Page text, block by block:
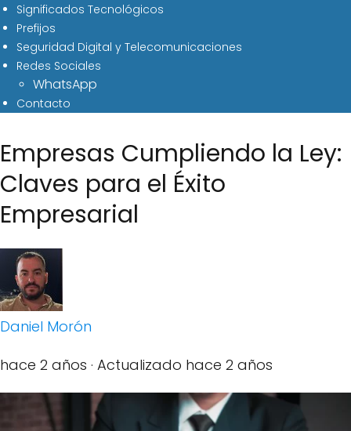
Significados Tecnológicos
Prefijos
Seguridad Digital y Telecomunicaciones
Redes Sociales
WhatsApp
Contacto
Empresas Cumpliendo la Ley:
Claves para el Éxito
Empresarial
Daniel Morón
hace 2 años · Actualizado hace 2 años